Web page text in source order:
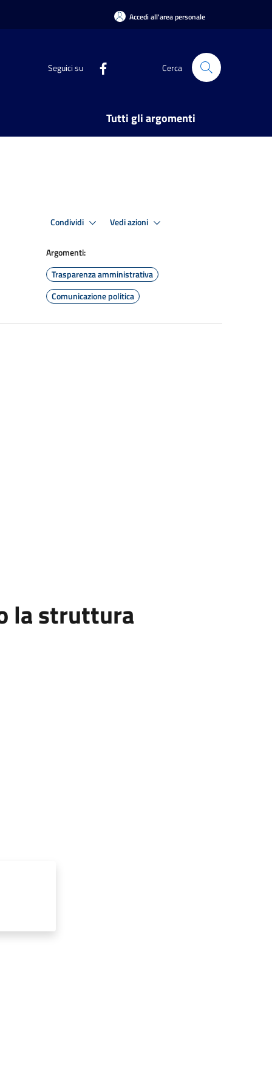
Accedi all'area personale
Seguici su Cerca
Tutti gli argomenti
Condividi Vedi azioni
Argomenti:
Trasparenza amministrativa
Comunicazione politica
la struttura